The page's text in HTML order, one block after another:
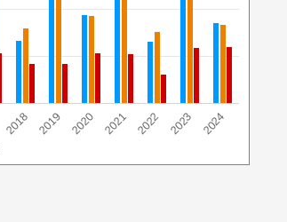
2018 2019 2020 2021 2022 2023 2024